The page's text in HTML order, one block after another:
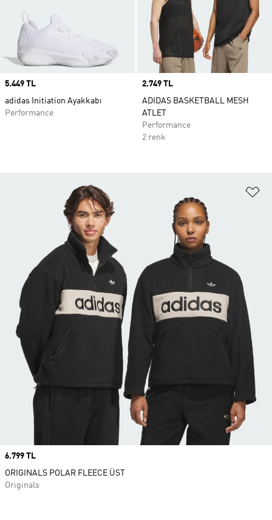
Price
5.449 TL
adidas Initiation Ayakkabı
Performance
Price
2.749 TL
ADIDAS BASKETBALL MESH
ATLET
Performance
2 renk
Price
6.799 TL
ORIGINALS POLAR FLEECE ÜST
Originals